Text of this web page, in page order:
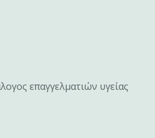
επαγγελματιών υγείας